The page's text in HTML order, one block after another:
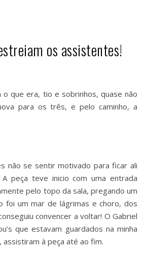
os assistentes!
que era, tio e sobrinhos, quase não
para os três, e pelo caminho, a
não se sentir motivado para ficar ali
peça teve inicio com uma entrada
pelo topo da sala, pregando um
foi um mar de lágrimas e choro, dos
convencer a voltar! O Gabriel
que estavam guardados na minha
à peça até ao fim.